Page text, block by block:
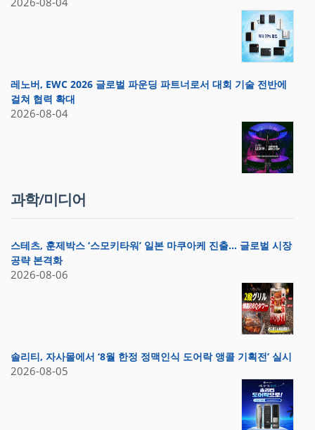
레노버, EWC 2026 글로벌 파운딩 파트너로서 대회 기술 전반에
걸쳐 협력 확대
2026-08-04
과학/미디어
스테츠, 훈제박스 ‘스모키타워’ 일본 마쿠아케 진출… 글로벌 시장
공략 본격화
2026-08-06
솔리티, 자사몰에서 ‘8월 한정 정맥인식 도어락 앵콜 기획전’ 실시
2026-08-05